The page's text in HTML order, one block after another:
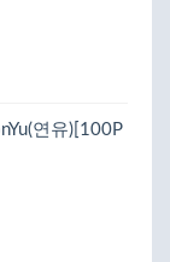
연유)[100P